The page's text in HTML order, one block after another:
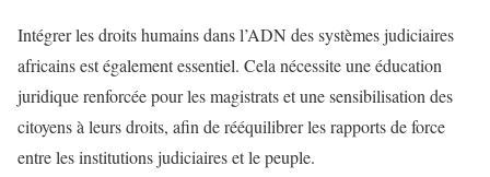
Intégrer les droits humains dans l’ADN des systèmes judiciaires
africains est également essentiel. Cela nécessite une éducation
juridique renforcée pour les magistrats et une sensibilisation des
citoyens à leurs droits, afin de rééquilibrer les rapports de force
entre les institutions judiciaires et le peuple.